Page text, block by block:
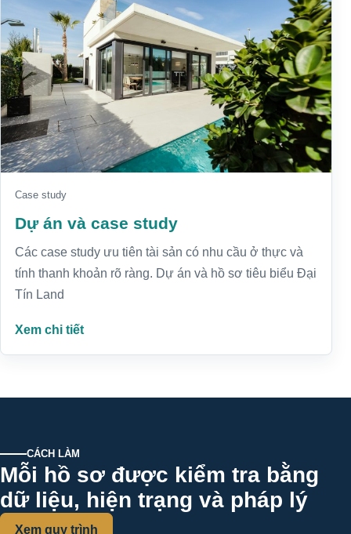
Case study
Dự án và case study
Các case study ưu tiên tài sản có nhu cầu ở thực và
tính thanh khoản rõ ràng. Dự án và hồ sơ tiêu biểu Đại
Tín Land
Xem chi tiết
CÁCH LÀM
Mỗi hồ sơ được kiểm tra bằng
dữ liệu, hiện trạng và pháp lý
Xem quy trình